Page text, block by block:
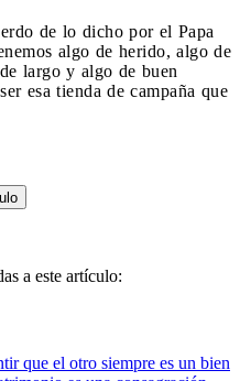
de lo dicho por el Papa
algo de herido, algo de
largo y algo de buen
esa tienda de campaña que
a este artículo:
que el otro siempre es un bien